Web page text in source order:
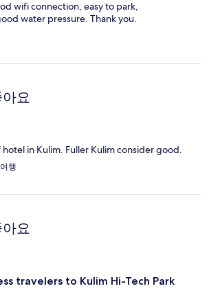
wifi connection, easy to park,
water pressure. Thank you.
요
in Kulim. Fuller Kulim consider good.
행
요
travelers to Kulim Hi-Tech Park